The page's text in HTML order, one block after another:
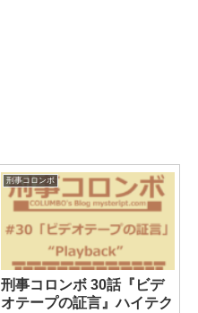
刑事コロンボ
刑事コロンボ 30話『ビデ
オテープの証言』ハイテク